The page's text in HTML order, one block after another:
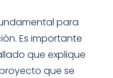
para
Es importante
que explique
que se